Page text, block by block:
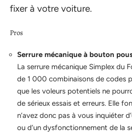
fixer à votre voiture.
Pros
Serrure mécanique à bouton
La serrure mécanique Simplex du
de 1 000 combinaisons de codes
que les voleurs potentiels ne
de sérieux essais et erreurs. Elle
n’avez donc pas à vous inquiéter
ou d’un dysfonctionnement de la